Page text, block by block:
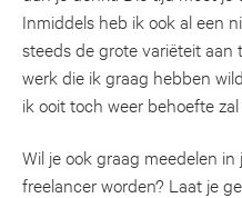
Inmiddels heb ik ook al een
steeds de grote variëteit
werk die ik graag hebben
ik ooit toch weer behoefte
Wil je ook graag meedelen
freelancer worden? Laat je